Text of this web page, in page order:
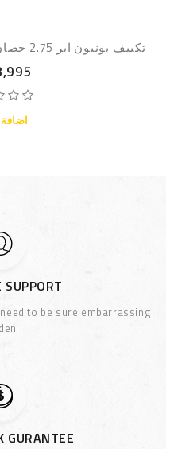
تكييف يونيون اير 2.75 حصان بارد ساخن ديجيتال إنفرتر
to be sure embarrassing
GURANTEE